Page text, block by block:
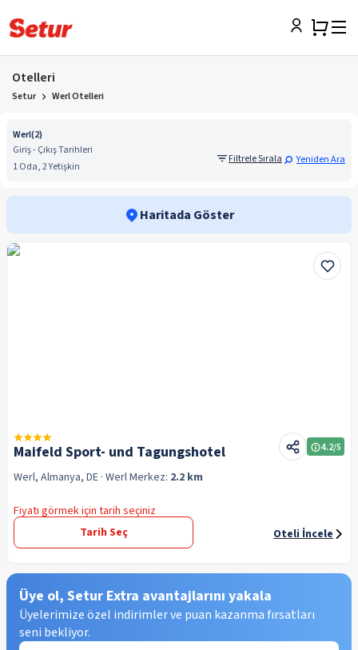
Otelleri
Setur Werl Otelleri
Werl(2)
Giriş - Çıkış Tarihleri
1 Oda, 2 Yetişkin
Filtrele Sırala Yeniden Ara
Haritada Göster
Maifeld Sport- und Tagungshotel 4.2/5
Werl, Almanya, DE · WerlMerkez: 2.2 km
Fiyatı görmek için tarih seçiniz
Tarih Seç
Oteli İncele
Üye ol, Setur Extra avantajlarını yakala
Üyelerimize özel indirimler ve puan kazanma fırsatları
seni bekliyor.